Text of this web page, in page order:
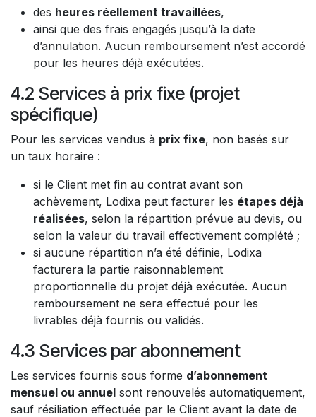
des heures réellement travaillées,
ainsi que des frais engagés jusqu’à la date
d’annulation. Aucun remboursement n’est accordé
pour les heures déjà exécutées.
4.2 Services à prix fixe (projet
spécifique)
Pour les services vendus à prix fixe, non basés sur
un taux horaire :
si le Client met fin au contrat avant son
achèvement, Lodixa peut facturer les étapes déjà
réalisées, selon la répartition prévue au devis, ou
selon la valeur du travail effectivement complété ;
si aucune répartition n’a été définie, Lodixa
facturera la partie raisonnablement
proportionnelle du projet déjà exécutée. Aucun
remboursement ne sera effectué pour les
livrables déjà fournis ou validés.
4.3 Services par abonnement
Les services fournis sous forme d’abonnement
mensuel ou annuel sont renouvelés automatiquement,
sauf résiliation effectuée par le Client avant la date de